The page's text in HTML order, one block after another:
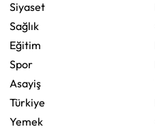
Siyaset
Sağlık
Eğitim
Spor
Asayiş
Türkiye
Yemek